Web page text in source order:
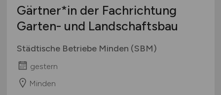
Gärtner*in der Fachrichtung
Garten- und Landschaftsbau
Städtische Betriebe Minden (SBM)
gestern
Minden